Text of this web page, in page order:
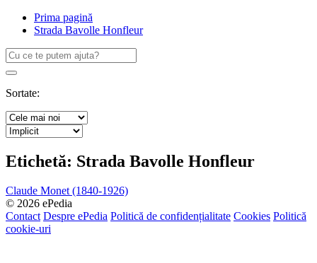
Prima pagină
Strada Bavolle Honfleur
Caută
după:
Search
Sortate:
Etichetă: Strada Bavolle Honfleur
Claude Monet (1840-1926)
© 2026 ePedia
Contact Despre ePedia Politică de confidențialitate Cookies Politică
cookie-uri